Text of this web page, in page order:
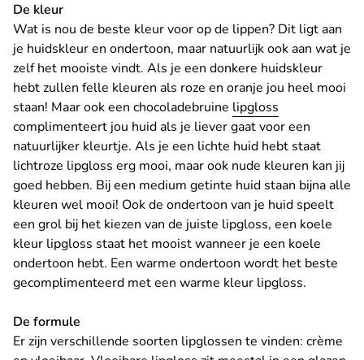
De kleur
Wat is nou de beste kleur voor op de lippen? Dit ligt aan
je huidskleur en ondertoon, maar natuurlijk ook aan wat je
zelf het mooiste vindt. Als je een donkere huidskleur
hebt zullen felle kleuren als roze en oranje jou heel mooi
staan! Maar ook een chocoladebruine lipgloss
complimenteert jou huid als je liever gaat voor een
natuurlijker kleurtje. Als je een lichte huid hebt staat
lichtroze lipgloss erg mooi, maar ook nude kleuren kan jij
goed hebben. Bij een medium getinte huid staan bijna alle
kleuren wel mooi! Ook de ondertoon van je huid speelt
een grol bij het kiezen van de juiste lipgloss, een koele
kleur lipgloss staat het mooist wanneer je een koele
ondertoon hebt. Een warme ondertoon wordt het beste
gecomplimenteerd met een warme kleur lipgloss.
De formule
Er zijn verschillende soorten lipglossen te vinden: crème